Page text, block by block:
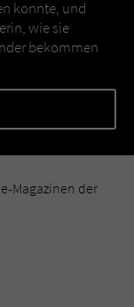
konnte, und
wie sie
bekommen
Magazinen der